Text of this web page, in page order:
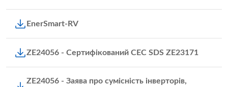
EnerSmart-RV
ZE24056 - Сертифікований CEC SDS ZE23171
ZE24056 - Заява про сумісність інверторів,